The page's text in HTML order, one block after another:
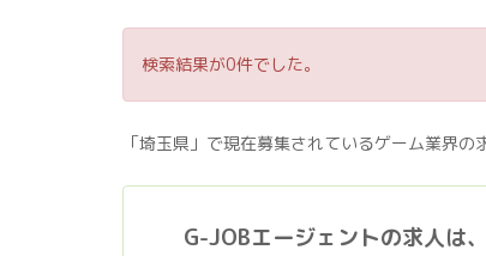
検索結果が0件でした。
「埼玉県」で現在募集されているゲーム業界の
G-JOBエージェントの求人は、